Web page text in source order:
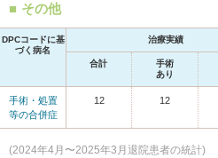
その他
DPCコードに基
づく病名
治療実績
合計
手術
あり
手術・処置
等の合併症
12 12
(2024年4月〜2025年3月退院患者の統計)